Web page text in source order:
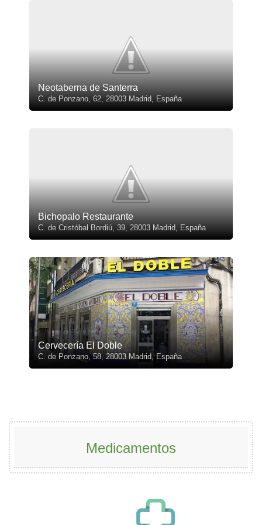
Neotaberna de Santerra
C. de Ponzano, 62, 28003 Madrid, España
Bichopalo Restaurante
C. de Cristóbal Bordiú, 39, 28003 Madrid, España
Cervecería El Doble
C. de Ponzano, 58, 28003 Madrid, España
Medicamentos